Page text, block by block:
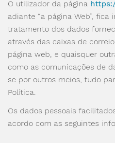
O utilizador da página
adiante “a página Web”,
tratamento dos dados
através das caixas de
página web, e quaisquer
como as comunicações de
se por outros meios, tudo
Política.
Os dados pessoais
acordo com as seguintes